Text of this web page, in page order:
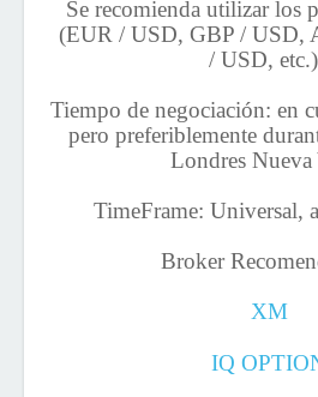
Se recomienda utilizar los
(EUR / USD, GBP / USD,
/ USD,
Tiempo de negociación: en
pero preferiblemente
Londres Nueva
TimeFrame: Universal,
Broker
XM
IQ